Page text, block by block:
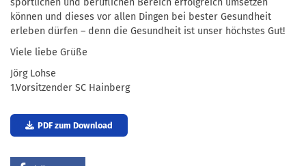
sportlichen und beruflichen Bereich erfolgreich umsetzen
können und dieses vor allen Dingen bei bester Gesundheit
erleben dürfen – denn die Gesundheit ist unser höchstes Gut!
Viele liebe Grüße
Jörg Lohse
1.Vorsitzender SC Hainberg
PDF zum Download